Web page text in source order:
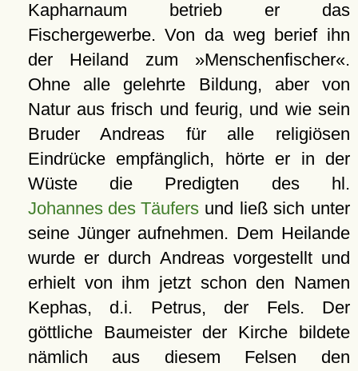
Kapharnaum betrieb er das
Fischergewerbe. Von da weg berief ihn
der Heiland zum »Menschenfischer«.
Ohne alle gelehrte Bildung, aber von
Natur aus frisch und feurig, und wie sein
Bruder Andreas für alle religiösen
Eindrücke empfänglich, hörte er in der
Wüste die Predigten des hl.
Johannes des Täufersund ließ sich unter
seine Jünger aufnehmen. Dem Heilande
wurde er durch Andreas vorgestellt und
erhielt von ihm jetzt schon den Namen
Kephas, d.i. Petrus, der Fels. Der
göttliche Baumeister der Kirche bildete
nämlich aus diesem Felsen den